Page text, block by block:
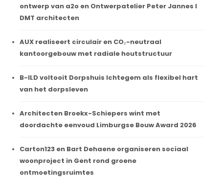
ontwerp van a2o en Ontwerpatelier Peter Jannes I
DMT architecten
AUX realiseert circulair en CO₂-neutraal
kantoorgebouw met radiale houtstructuur
B-ILD voltooit Dorpshuis Ichtegem als flexibel hart
van het dorpsleven
Architecten Broekx-Schiepers wint met
doordachte eenvoud Limburgse Bouw Award 2026
Carton123 en Bart Dehaene organiseren sociaal
woonproject in Gent rond groene
ontmoetingsruimtes